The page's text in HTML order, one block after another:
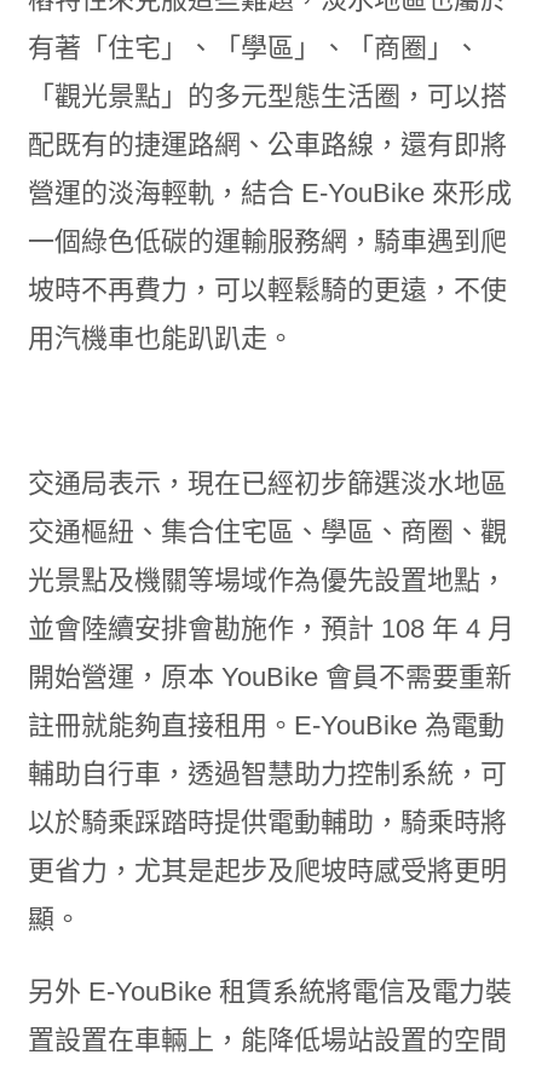
有著「住宅」、「學區」、「商圈」、
「觀光景點」的多元型態生活圈，可以搭
配既有的捷運路網、公車路線，還有即將
營運的淡海輕軌，結合 E-YouBike 來形成
一個綠色低碳的運輸服務網，騎車遇到爬
坡時不再費力，可以輕鬆騎的更遠，不使
用汽機車也能趴趴走。
交通局表示，現在已經初步篩選淡水地區
交通樞紐、集合住宅區、學區、商圈、觀
光景點及機關等場域作為優先設置地點，
並會陸續安排會勘施作，預計 108 年 4 月
開始營運，原本 YouBike 會員不需要重新
註冊就能夠直接租用。E-YouBike 為電動
輔助自行車，透過智慧助力控制系統，可
以於騎乘踩踏時提供電動輔助，騎乘時將
更省力，尤其是起步及爬坡時感受將更明
顯。
另外 E-YouBike 租賃系統將電信及電力裝
置設置在車輛上，能降低場站設置的空間